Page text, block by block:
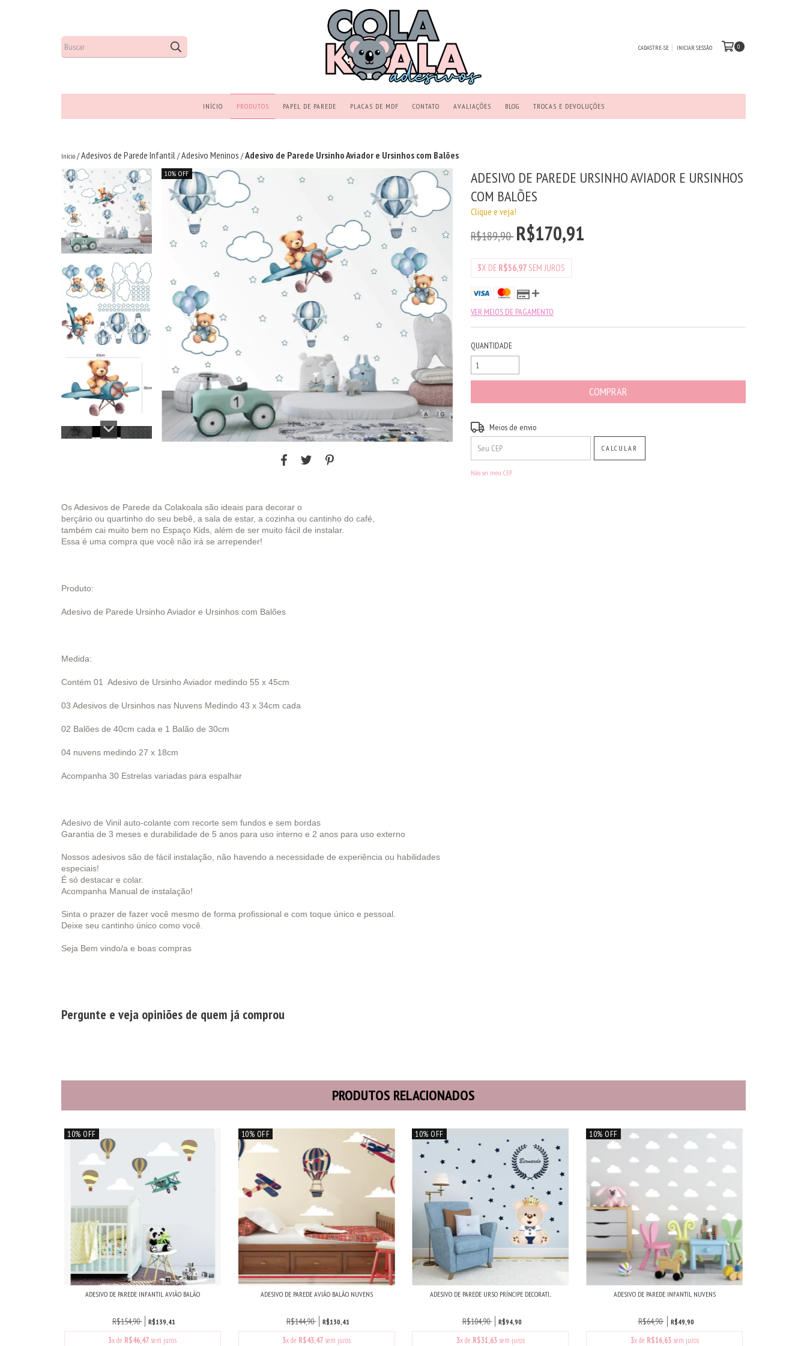
CADASTRE-SE INICIAR SESSÃO 0
INÍCIO PRODUTOS PAPEL DE PAREDE PLACAS DE MDF CONTATO AVALIAÇÕES BLOG TROCAS E DEVOLUÇÕES
Início /Adesivos de Parede Infantil/Adesivo Meninos /Adesivo de Parede Ursinho Aviador e Ursinhos com Balões
10% OFF
Os Adesivos de Parede da Colakoala são ideais para decorar o
berçário ou quartinho do seu bebê, a sala de estar, a cozinha ou cantinho do café,
também cai muito bem no Espaço Kids, além de ser muito fácil de instalar.
Essa é uma compra que você não irá se arrepender!
Produto:
Adesivo de Parede Ursinho Aviador e Ursinhos com Balões
Medida:
Contém 01 Adesivo de Ursinho Aviador medindo 55 x 45cm
03 Adesivos de Ursinhos nas Nuvens Medindo 43 x 34cm cada
02 Balões de 40cm cada e 1 Balão de 30cm
04 nuvens medindo 27 x 18cm
Acompanha 30 Estrelas variadas para espalhar
Adesivo de Vinil auto-colante com recorte sem fundos e sem bordas
Garantia de 3 meses e durabilidade de 5 anos para uso interno e 2 anos para uso externo
Nossos adesivos são de fácil instalação, não havendo a necessidade de experiência ou habilidades
especiais!
É só destacar e colar.
Acompanha Manual de instalação!
Sinta o prazer de fazer você mesmo de forma profissional e com toque único e pessoal.
Deixe seu cantinho único como você.
Seja Bem vindo/a e boas compras
ADESIVO DE PAREDE URSINHO AVIADOR E URSINHOS
COM BALÕES
Clique e veja!
R$189,90 R$170,91
3X DE R$56,97 SEM JUROS
VER MEIOS DE PAGAMENTO
QUANTIDADE
Entregas para o CEP:
Meios de envio
CALCULAR
Não sei meu CEP
Pergunte e veja opiniões de quem já comprou
PRODUTOS RELACIONADOS
10% OFF
ADESIVO DE PAREDE INFANTIL AVIÃO BALÃO
R$154,90 R$139,41
3x de R$46,47 sem juros
10% OFF
ADESIVO DE PAREDE AVIÃO BALÃO NUVENS
R$144,90 R$130,41
3x de R$43,47 sem juros
10% OFF
ADESIVO DE PAREDE URSO PRÍNCIPE DECORATI...
R$104,90 R$94,90
3x de R$31,63sem juros
10% OFF
ADESIVO DE PAREDE INFANTIL NUVENS
R$64,90 R$49,90
3x de R$16,63sem juros